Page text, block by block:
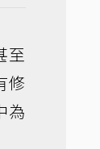
至
修
為